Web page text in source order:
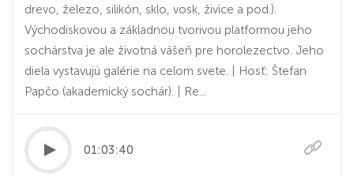
drevo, železo, silikón, sklo, vosk, živice a pod.).
Východiskovou a základnou tvorivou platformou jeho
sochárstva je ale životná vášeň pre horolezectvo. Jeho
diela vystavujú galérie na celom svete. | Hosť: Štefan
Papčo (akademický sochár). | Re...
01:03:40